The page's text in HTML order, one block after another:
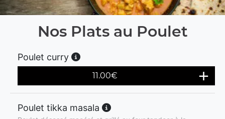
Nos Plats au Poulet
Poulet curry
11.00€
Poulet tikka masala